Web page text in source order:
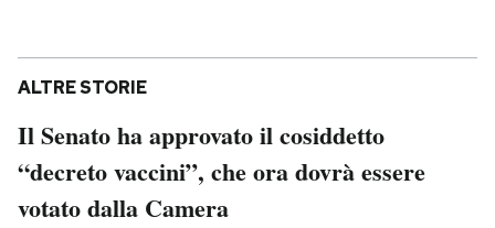
ALTRE STORIE
Il Senato ha approvato il cosiddetto
“decreto vaccini”, che ora dovrà essere
votato dalla Camera